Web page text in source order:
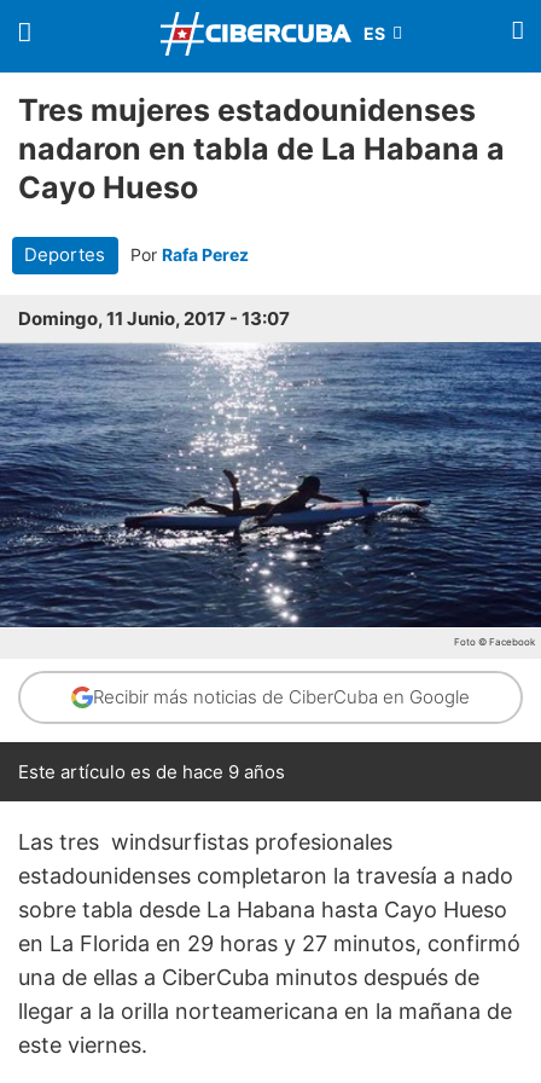
Tres mujeres estadounidenses
nadaron en tabla de La Habana a
Cayo Hueso
Deportes Por Rafa Perez
Domingo, 11 Junio, 2017 - 13:07
Foto © Facebook
Recibir más noticias de CiberCuba en Google
Este artículo es de hace 9 años
Las tres windsurfistas profesionales
estadounidenses completaron la travesía a nado
sobre tabla desde La Habana hasta Cayo Hueso
en La Florida en 29 horas y 27 minutos, confirmó
una de ellas a CiberCuba minutos después de
llegar a la orilla norteamericana en la mañana de
este viernes.